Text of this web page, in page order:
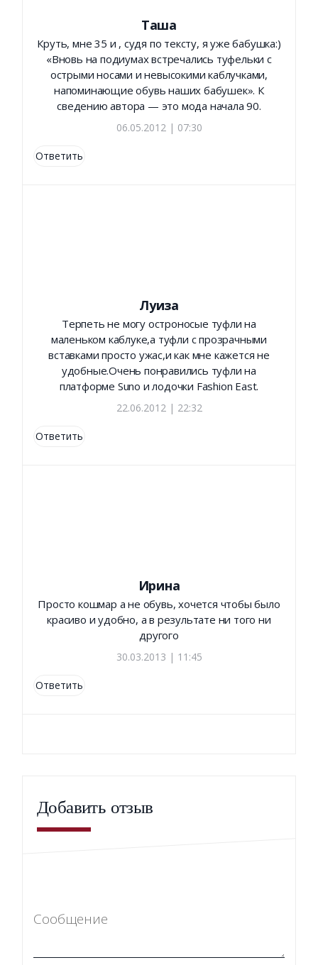
Таша
Круть, мне 35 и , судя по тексту, я уже бабушка:)
«Вновь на подиумах встречались туфельки с
острыми носами и невысокими каблучками,
напоминающие обувь наших бабушек». К
сведению автора — это мода начала 90.
06.05.2012 | 07:30
Ответить
Луиза
Терпеть не могу остроносые туфли на
маленьком каблуке,а туфли с прозрачными
вставками просто ужас,и как мне кажется не
удобные.Очень понравились туфли на
платформе Suno и лодочки Fashion East.
22.06.2012 | 22:32
Ответить
Ирина
Просто кошмар а не обувь, хочется чтобы было
красиво и удобно, а в результате ни того ни
другого
30.03.2013 | 11:45
Ответить
Добавить отзыв